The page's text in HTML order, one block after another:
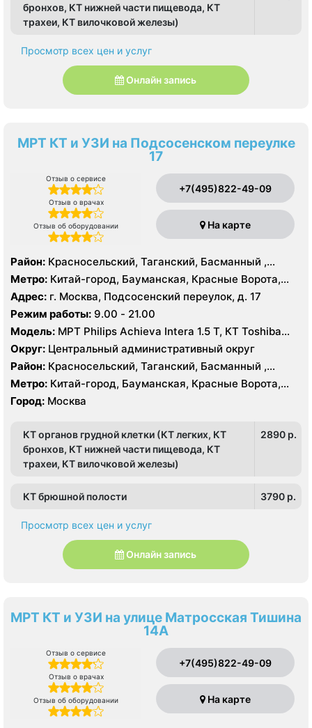
бронхов, КТ нижней части пищевода, КТ
трахеи, КТ вилочковой железы)
Просмотр всех цен и услуг
Онлайн запись
МРТ КТ и УЗИ на Подсосенском переулке
17
Отзыв о сервисе
Отзыв о врачах
Отзыв об оборудовании
+7(495)822-49-09
На карте
Район: Красносельский, Таганский, Басманный ,
Тверской
Метро: Китай-город, Бауманская, Красные Ворота,
Кузнецкий мост, Курская, Лубянка, Площадь Ильича,
Сретенский бульвар, Таганская, Чкаловская
Адрес: г. Москва, Подсосенский переулок, д. 17
Режим работы: 9.00 - 21.00
Модель: МРТ Philips Achieva Intera 1.5 T, КТ Toshiba
Aquilion CXL 128 срезов, УЗИ
Округ: Центральный административный округ
Район: Красносельский, Таганский, Басманный ,
Тверской
Метро: Китай-город, Бауманская, Красные Ворота,
Кузнецкий мост, Курская, Лубянка, Площадь Ильича,
Сретенский бульвар, Таганская, Чкаловская
Город: Москва
КТ органов грудной клетки (КТ легких, КТ
бронхов, КТ нижней части пищевода, КТ
трахеи, КТ вилочковой железы)
2890 p.
КТ брюшной полости 3790 p.
Просмотр всех цен и услуг
Онлайн запись
МРТ КТ и УЗИ на улице Матросская Тишина
14А
Отзыв о сервисе
Отзыв о врачах
Отзыв об оборудовании
+7(495)822-49-09
На карте